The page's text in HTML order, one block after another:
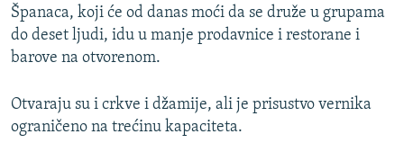
Španaca, koji će od danas moći da se druže u grupama
do deset ljudi, idu u manje prodavnice i restorane i
barove na otvorenom.
Otvaraju su i crkve i džamije, ali je prisustvo vernika
ograničeno na trećinu kapaciteta.